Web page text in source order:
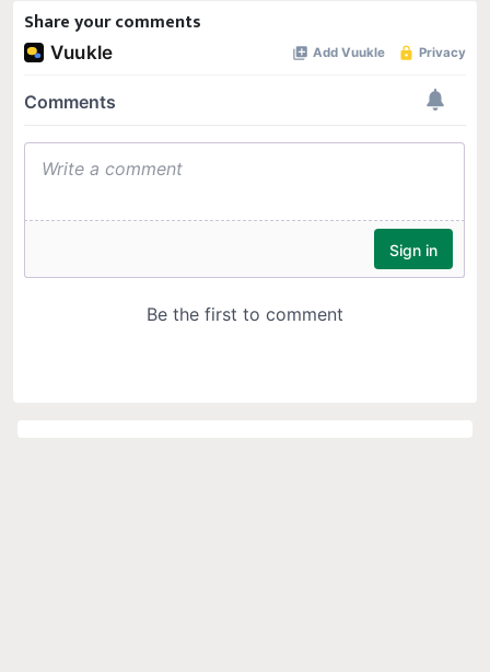
Share your comments